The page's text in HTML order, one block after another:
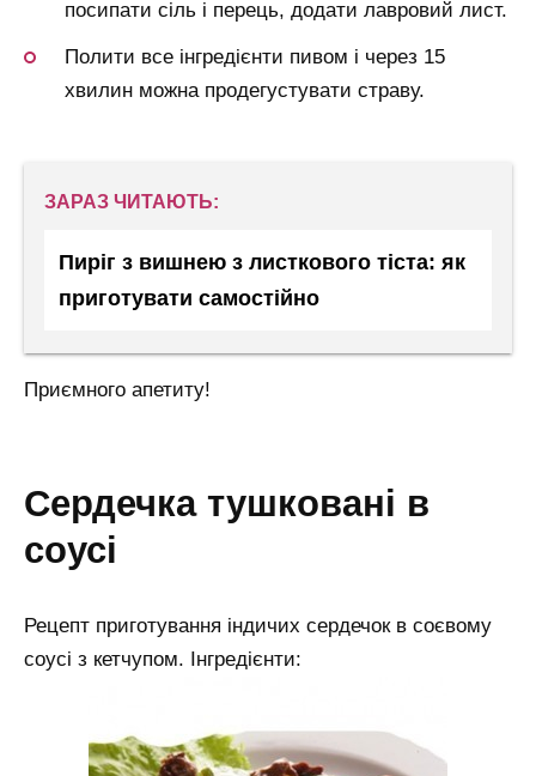
посипати сіль і перець, додати лавровий лист.
Полити все інгредієнти пивом і через 15
хвилин можна продегустувати страву.
ЗАРАЗ ЧИТАЮТЬ:
Пиріг з вишнею з листкового тіста: як
приготувати самостійно
Приємного апетиту!
сердечка тушковані в
соусі
Рецепт приготування індичих сердечок в соєвому
соусі з кетчупом. Інгредієнти: